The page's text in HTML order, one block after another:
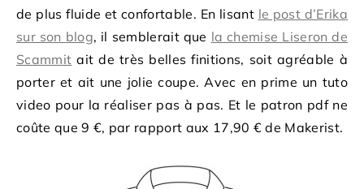
de plus fluide et confortable. En lisant le post d’Erika
sur son blog, il semblerait que la chemise Liseron de
Scammit ait de très belles finitions, soit agréable à
porter et ait une jolie coupe. Avec en prime un tuto
video pour la réaliser pas à pas. Et le patron pdf ne
coûte que 9 €, par rapport aux 17,90 € de Makerist.